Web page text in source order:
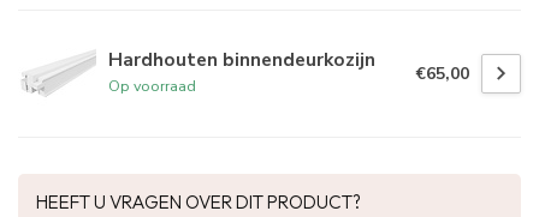
Hardhouten binnendeurkozijn
Op voorraad
€65,00
HEEFT U VRAGEN OVER DIT PRODUCT?